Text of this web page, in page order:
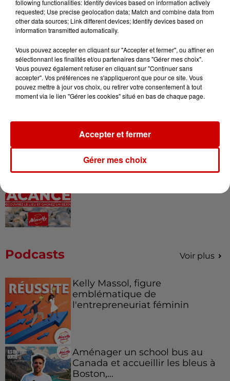
Le Duel - Gagnez vos entrées
régions !
Destination Vacances - Gagnez
de la...
Podcasts Voir plus
Kelly Massol, figure
emblématique de
l'entrepreneuriat féminin
Aménager un school bus au
Canada et accueillir les bleus à
Boston,...
following functionalities: Identify devices based on information actively
requested; Use precise geolocation data; Match and combine data from
other data sources; Link different devices; Identify devices based on
information transmitted automatically.
Vous pouvez accepter en cliquant sur "Accepter et fermer", ou affiner en
sélectionnant les finalités et/ou partenaires dans "Gérer mes choix".
Vous pouvez également refuser en cliquant sur "Continuer sans
accepter". Vos préférences ne s'appliqueront que pour ce site. Vous
pouvez mettre à jour vos choix, ou retirer votre consentement à tout
moment via le lien "Gérer les cookies" situé en bas de chaque page.
Gérer mes choix
Accepter et fermer